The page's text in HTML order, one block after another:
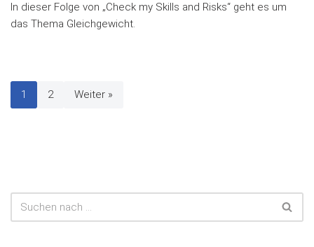
In dieser Folge von „Check my Skills and Risks“ geht es um
das Thema Gleichgewicht.
1 2 Weiter »